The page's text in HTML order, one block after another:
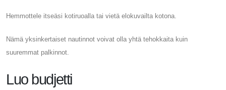
Hemmottele itseäsi kotiruoalla tai vietä elokuvailta kotona.
Nämä yksinkertaiset nautinnot voivat olla yhtä tehokkaita kuin
suuremmat palkinnot.
Luo budjetti